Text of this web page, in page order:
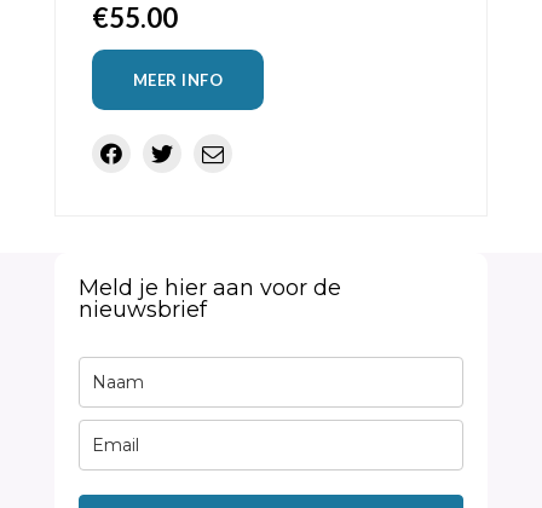
€55.00
MEER INFO
Meld je hier aan voor de
nieuwsbrief